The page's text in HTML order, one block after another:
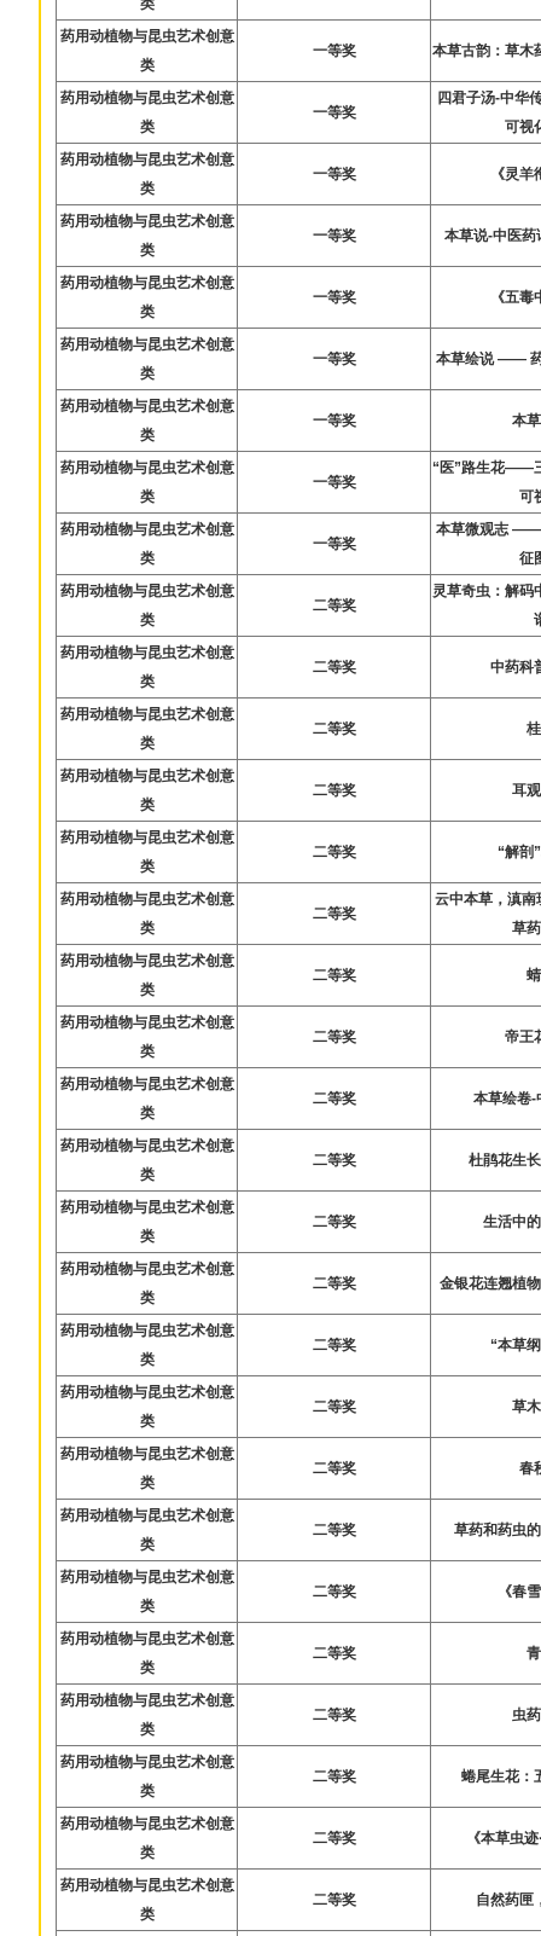
药用动植物与昆虫艺术创意
类
一等奖 本草古韵：草木
药用动植物与昆虫艺术创意
类
一等奖
四君子汤-中华
可视
药用动植物与昆虫艺术创意
类
一等奖 《灵
药用动植物与昆虫艺术创意
类
一等奖 本草说-中医药
药用动植物与昆虫艺术创意
类
一等奖 《五
药用动植物与昆虫艺术创意
类
一等奖 本草绘说 ——
药用动植物与昆虫艺术创意
类
一等奖 本
药用动植物与昆虫艺术创意
类
一等奖
“医”路生花——
可
药用动植物与昆虫艺术创意
类
一等奖
本草微观志 ——
征
药用动植物与昆虫艺术创意
类
二等奖
灵草奇虫：解码
药用动植物与昆虫艺术创意
类
二等奖 中药科
药用动植物与昆虫艺术创意
类
二等奖
药用动植物与昆虫艺术创意
类
二等奖 耳
药用动植物与昆虫艺术创意
类
二等奖 “解剖
药用动植物与昆虫艺术创意
类
二等奖
云中本草，滇
草
药用动植物与昆虫艺术创意
类
二等奖
药用动植物与昆虫艺术创意
类
二等奖 帝王
药用动植物与昆虫艺术创意
类
二等奖 本草绘卷-
药用动植物与昆虫艺术创意
类
二等奖 杜鹃花生
药用动植物与昆虫艺术创意
类
二等奖 生活中
药用动植物与昆虫艺术创意
类
二等奖 金银花连翘植
药用动植物与昆虫艺术创意
类
二等奖 “本草
药用动植物与昆虫艺术创意
类
二等奖 草
药用动植物与昆虫艺术创意
类
二等奖 春
药用动植物与昆虫艺术创意
类
二等奖 草药和药虫
药用动植物与昆虫艺术创意
类
二等奖 《春
药用动植物与昆虫艺术创意
类
二等奖
药用动植物与昆虫艺术创意
类
二等奖 虫
药用动植物与昆虫艺术创意
类
二等奖 蜷尾生花：
药用动植物与昆虫艺术创意
类
二等奖 《本草虫
药用动植物与昆虫艺术创意
类
二等奖 自然药匣